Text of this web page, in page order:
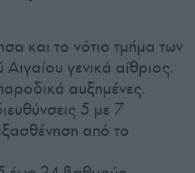
και το νότιο τμήμα των
γενικά αίθριος.
αυξημένες.
5 με 7
από το